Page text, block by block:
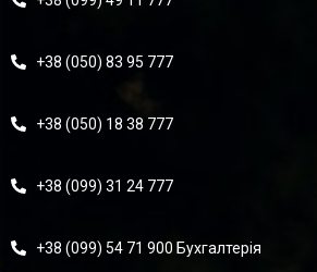
+38 (050) 83 95 777
+38 (050) 18 38 777
+38 (099) 31 24 777
+38 (099) 54 71 900 Бухгалтерія